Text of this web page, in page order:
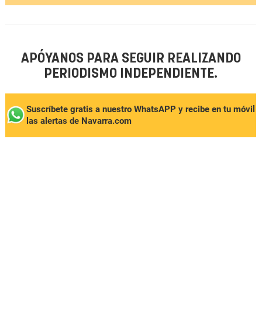
APÓYANOS PARA SEGUIR REALIZANDO
PERIODISMO INDEPENDIENTE.
Suscríbete gratis a nuestro WhatsAPP y recibe en tu móvil
las alertas de Navarra.com